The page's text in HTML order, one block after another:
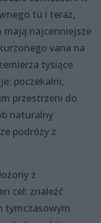
tu i teraz,
mają najcenniejsze
vana na
tysiące
poczekalni,
przestrzeni do
naturalny
podróży z
z
cel: znaleźć
tymczasowym